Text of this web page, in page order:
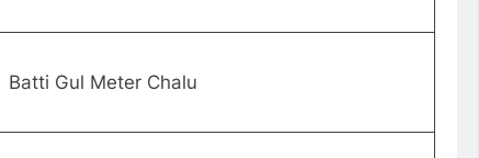
Batti Gul Meter Chalu